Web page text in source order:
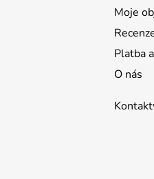
Moje
Platba
O nás